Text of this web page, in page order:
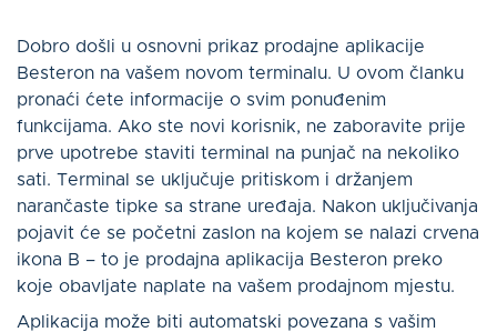
ZANIMA ME
Hrvatski
Dobro došli u osnovni prikaz prodajne aplikacije
Besteron na vašem novom terminalu. U ovom članku
pronaći ćete informacije o svim ponuđenim
funkcijama. Ako ste novi korisnik, ne zaboravite prije
prve upotrebe staviti terminal na punjač na nekoliko
sati. Terminal se uključuje pritiskom i držanjem
narančaste tipke sa strane uređaja. Nakon uključivanja
pojavit će se početni zaslon na kojem se nalazi crvena
ikona B – to je prodajna aplikacija Besteron preko
koje obavljate naplate na vašem prodajnom mjestu.
Aplikacija može biti automatski povezana s vašim